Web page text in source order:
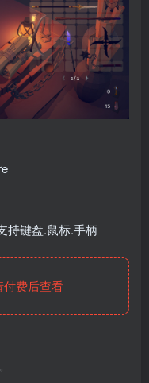
持键盘.鼠标.手柄
费后查看